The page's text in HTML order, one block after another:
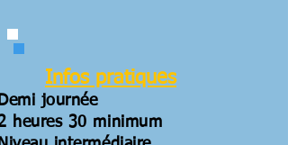
Infos pratiques
journée
heures 30 minimum